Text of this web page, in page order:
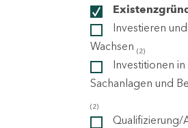
Investieren und
Wachsen (2)
Investitionen in
Sachanlagen und
(2)
Qualifizierung/